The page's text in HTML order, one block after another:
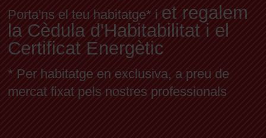
Porta'ns el teu habitatge* i et regalem
la Cèdula d'Habitabilitat i el
Certificat Energètic
* Per habitatge en exclusiva, a preu de
mercat fixat pels nostres professionals